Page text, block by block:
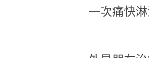
一次痛快